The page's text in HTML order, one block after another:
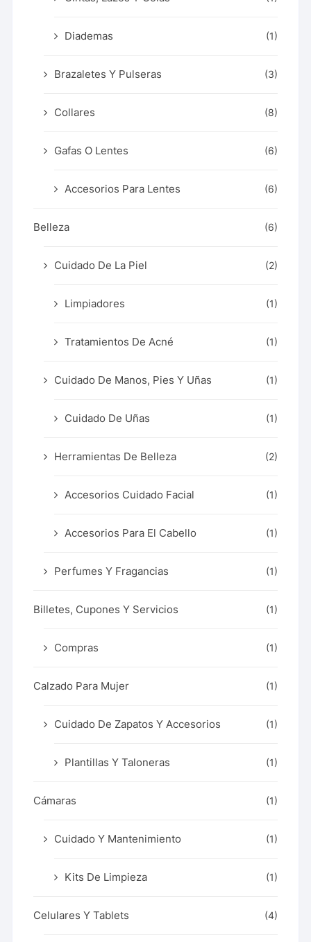
Diademas (1)
Brazaletes Y Pulseras (3)
Collares (8)
Gafas O Lentes (6)
Accesorios Para Lentes (6)
Belleza (6)
Cuidado De La Piel (2)
Limpiadores (1)
Tratamientos De Acné (1)
Cuidado De Manos, Pies Y Uñas (1)
Cuidado De Uñas (1)
Herramientas De Belleza (2)
Accesorios Cuidado Facial (1)
Accesorios Para El Cabello (1)
Perfumes Y Fragancias (1)
Billetes, Cupones Y Servicios (1)
Compras (1)
Calzado Para Mujer (1)
Cuidado De Zapatos Y Accesorios (1)
Plantillas Y Taloneras (1)
Cámaras (1)
Cuidado Y Mantenimiento (1)
Kits De Limpieza (1)
Celulares Y Tablets (4)